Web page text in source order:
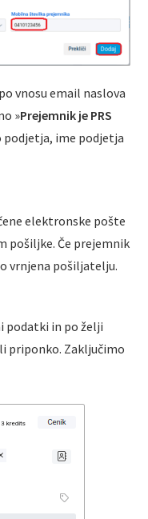
vnosu email naslova
»Prejemnik je PRS
podjetja, ime podjetja
elektronske pošte
pošiljke. Če prejemnik
vrnjena pošiljatelju.
podatki in po želji
priponko. Zaključimo